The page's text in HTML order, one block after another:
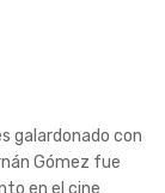
galardonado con
Gómez fue
en el cine